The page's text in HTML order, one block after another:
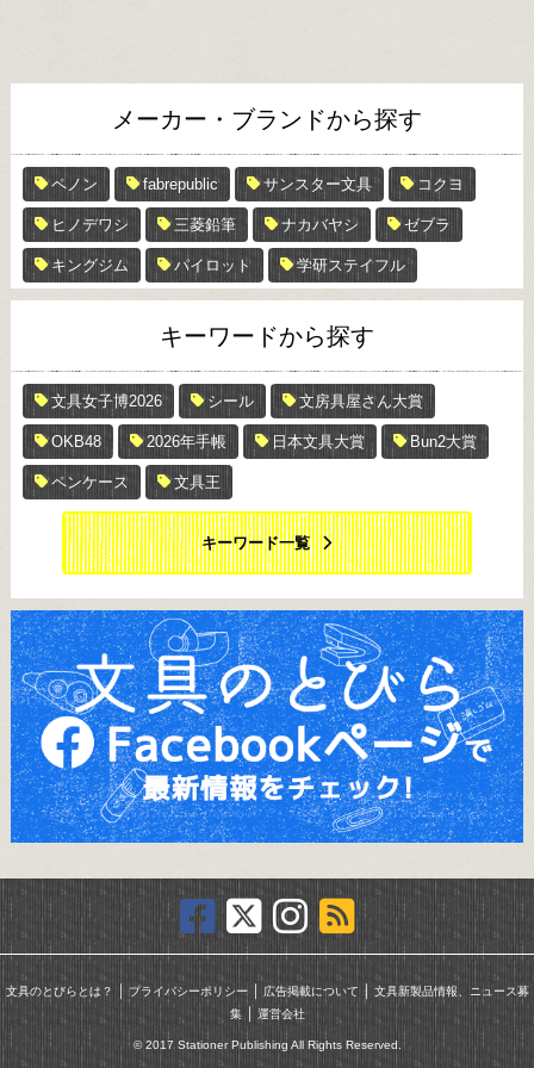
メーカー・ブランドから探す
ペノン fabrepublic サンスター文具 コクヨ
ヒノデワシ 三菱鉛筆 ナカバヤシ ゼブラ
キングジム パイロット 学研ステイフル
キーワードから探す
文具女子博2026 シール 文房具屋さん大賞
OKB48 2026年手帳 日本文具大賞 Bun2大賞
ペンケース 文具王
キーワード一覧
文具のとびらとは？ ｜ プライバシーポリシー｜ 広告掲載について ｜ 文具新製品情報、ニュース募
集｜ 運営会社
© 2017 Stationer Publishing All Rights Reserved.